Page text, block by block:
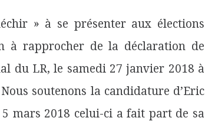
» à se présenter aux élections
à rapprocher de la déclaration de
du LR, le samedi 27 janvier 2018 à
soutenons la candidature d’Eric
mars 2018 celui-ci a fait part de sa